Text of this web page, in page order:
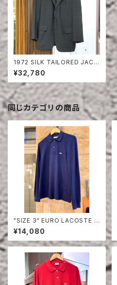
1972 SILK TAILORED JACK
ET
¥32,780
同じカテゴリの商品
"SIZE 3" EURO LACOSTE P
OLO SHIRT LONG SLEEVE
¥14,080